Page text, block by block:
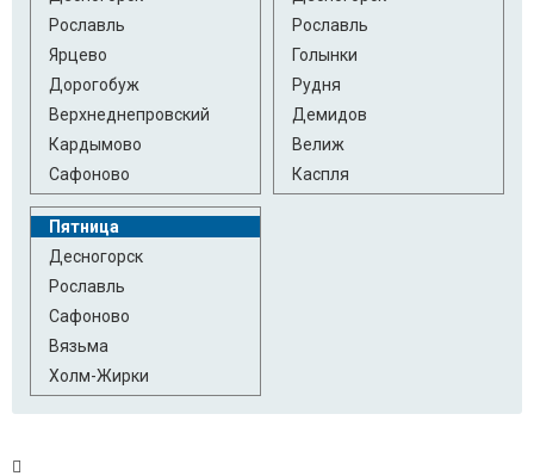
Рославль
Ярцево
Дорогобуж
Верхнеднепровский
Кардымово
Сафоново
Рославль
Голынки
Рудня
Демидов
Велиж
Каспля
Пятница
Десногорск
Рославль
Сафоново
Вязьма
Холм-Жирки